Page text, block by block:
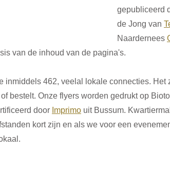
gepubliceerd
de Jong van
Naardernees
van de inhoud van de pagina's.
inmiddels 462, veelal lokale connecties. Het
bestelt. Onze flyers worden gedrukt op
door Imprimo uit Bussum.
kort zijn en als we voor een